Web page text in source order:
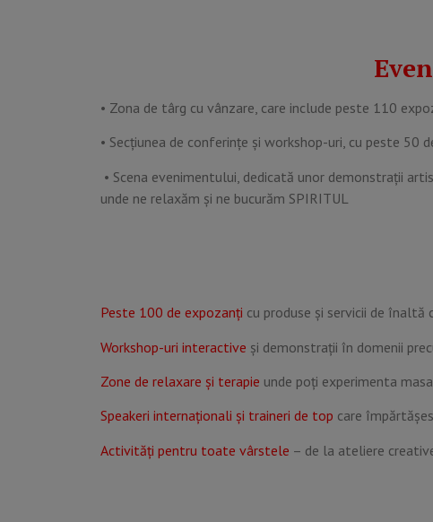
• Zona de târg cu vânzare, care include peste 110
• Secțiunea de conferințe și workshop-uri, cu peste
• Scena evenimentului, dedicată unor demonstrații
unde ne relaxăm și ne bucurăm SPIRITUL
Peste 100 de expozanți cu produse și servicii de
Workshop-uri interactive și demonstrații în domenii
Zone de relaxare și terapie unde poți experimenta
Speakeri internaționali și traineri de top care
Activități pentru toate vârstele – de la ateliere